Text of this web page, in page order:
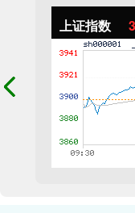
上证指数